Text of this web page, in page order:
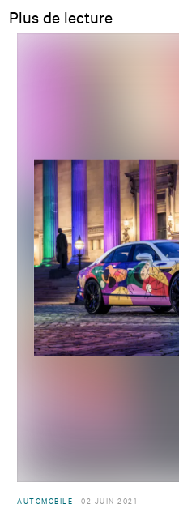
Plus de lecture
AUTOMOBILE 02 JUIN 2021